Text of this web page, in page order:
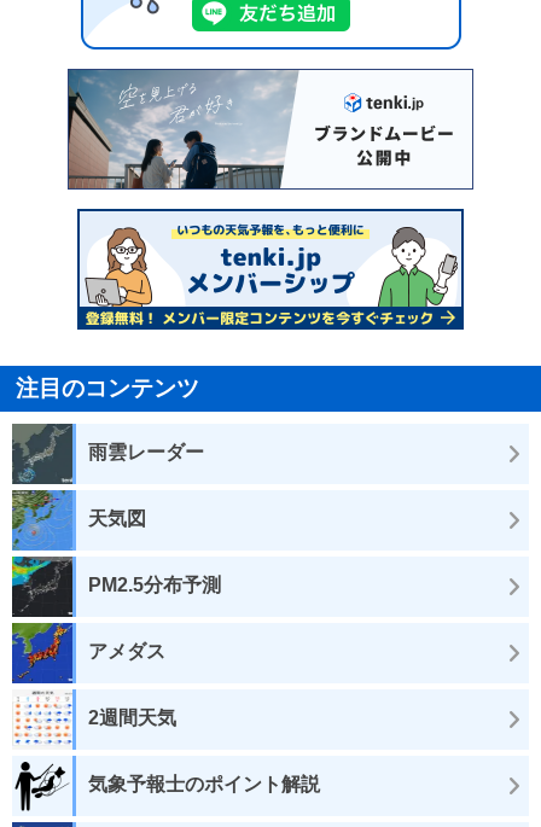
注目のコンテンツ
雨雲レーダー
天気図
PM2.5分布予測
アメダス
2週間天気
気象予報士のポイント解説